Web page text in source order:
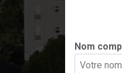
Nom